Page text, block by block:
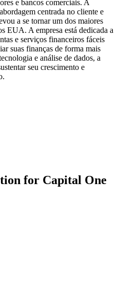
e bancos comerciais. A
centrada no cliente e
a se tornar um dos maiores
EUA. A empresa está dedicada a
e serviços financeiros fáceis
suas finanças de forma mais
e análise de dados, a
seu crescimento e
for Capital One